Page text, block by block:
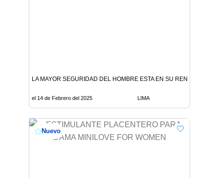
LA MAYOR SEGURIDAD DEL HOMBRE ESTA EN SU RENDIMIENTO
el 14 de Febrero del 2025 LIMA
Nuevo